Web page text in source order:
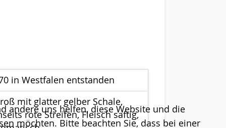
in Westfalen entstanden
mit glatter gelber Schale,
rote Streifen, Fleisch saftig,
andere uns helfen, diese Website und die
möchten. Bitte beachten Sie, dass bei einer